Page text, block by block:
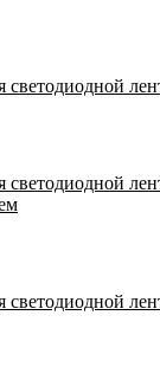
светодиодной
светодиодной
светодиодной